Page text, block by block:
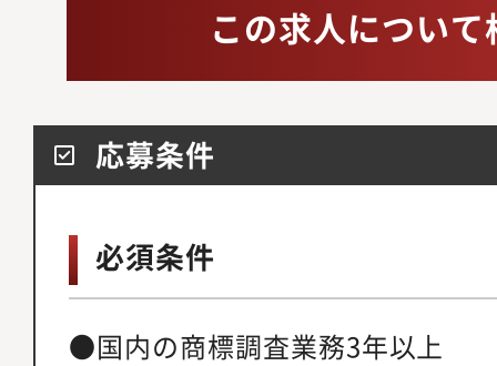
この求人につい
応募条件
必須条件
●国内の商標調査業務3年以上